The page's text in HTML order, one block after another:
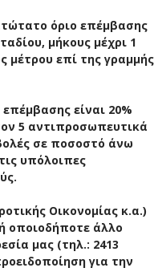
όριο επέμβασης
μήκους μέχρι 1
μέτρου επί της γραμμής
είναι 20%
5 αντιπροσωπευτικά
σε ποσοστό άνω
υπόλοιπες
Οικονομίας κ.α.)
οποιοδήποτε άλλο
μας (τηλ.: 2413
για την